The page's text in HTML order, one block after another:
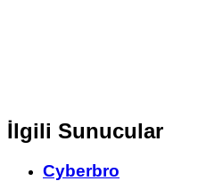
İlgili Sunucular
Cyberbro